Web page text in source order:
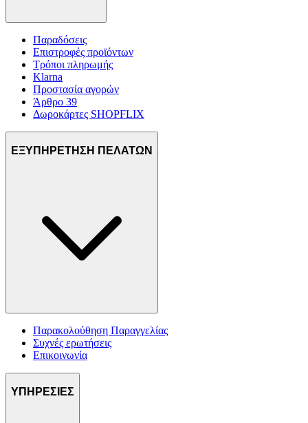
Παραδόσεις
Επιστροφές προϊόντων
Τρόποι πληρωμής
Klarna
Προστασία αγορών
Άρθρο 39
Δωροκάρτες SHOPFLIX
ΕΞΥΠΗΡΕΤΗΣΗ ΠΕΛΑΤΩΝ
Παρακολούθηση Παραγγελίας
Συχνές ερωτήσεις
Επικοινωνία
ΥΠΗΡΕΣΙΕΣ